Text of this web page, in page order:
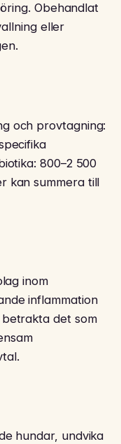
Obehandlat
eller
och provtagning:
800–2 500
kan summera till
inom
inflammation
betrakta det som
hundar, undvika